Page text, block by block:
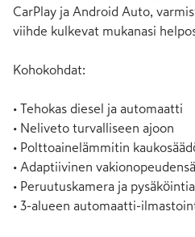
CarPlay ja Android Auto,
viihde kulkevat mukanasi
Kohokohdat:
• Tehokas diesel ja automaatti
• Neliveto turvalliseen ajoon
• Polttoainelämmitin
• Adaptiivinen
• Peruutuskamera ja
• 3-alueen automaatti-